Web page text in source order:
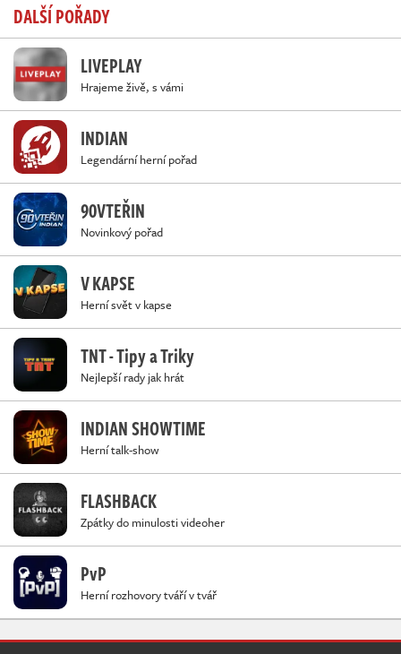
DALŠÍ POŘADY
LIVEPLAY
Hrajeme živě, s vámi
INDIAN
Legendární herní pořad
90VTEŘIN
Novinkový pořad
V KAPSE
Herní svět v kapse
TNT - Tipy a Triky
Nejlepší rady jak hrát
INDIAN SHOWTIME
Herní talk-show
FLASHBACK
Zpátky do minulosti videoher
PvP
Herní rozhovory tváří v tvář